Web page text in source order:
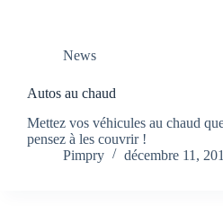
News
Autos au chaud
Mettez vos véhicules au chaud
pensez à les couvrir !
Pimpry
décembre 11,